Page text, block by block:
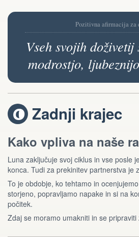
Pozitivna afirmacija za
Vseh svojih doživetij
modrostjo,
V Zadnji krajec
Kako vpliva na naše
Luna zaključuje svoj ciklus in vse posle
konca. Tudi za prekinitev partnerstva je
To je obdobje, ko tehtamo in
storjeno, popravljamo napake in si na
počitek.
Zdaj se moramo umakniti in se pripraviti